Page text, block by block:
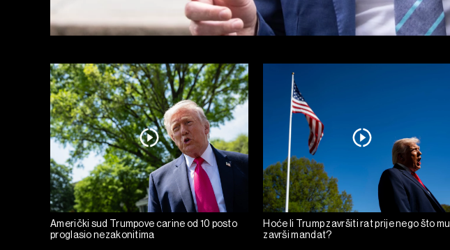
Američki sud Trumpove carine od 10 posto
proglasio nezakonitima
Hoće li Trump završiti rat prije nego što mu
završi mandat?